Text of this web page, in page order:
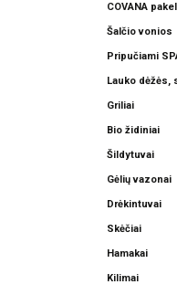
COVANA
Šalčio vonios
Pripučiami
Lauko dėžės,
Griliai
Bio židiniai
Šildytuvai
Gėlių vazonai
Drėkintuvai
Skėčiai
Hamakai
Kilimai